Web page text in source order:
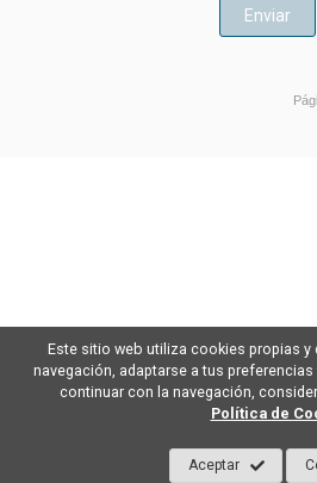
Este sitio web utiliza cookies propias y
navegación, adaptarse a tus
continuar con la navegación,
Política de
Aceptar